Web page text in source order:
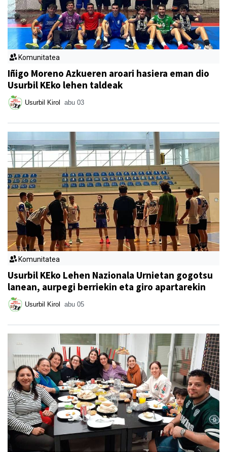
Komunitatea
Iñigo Moreno Azkueren aroari hasiera eman dio
Usurbil KEko lehen taldeak
Usurbil Kirol abu 03
Komunitatea
Usurbil KEko Lehen Nazionala Urnietan gogotsu
lanean, aurpegi berriekin eta giro apartarekin
Usurbil Kirol abu 05